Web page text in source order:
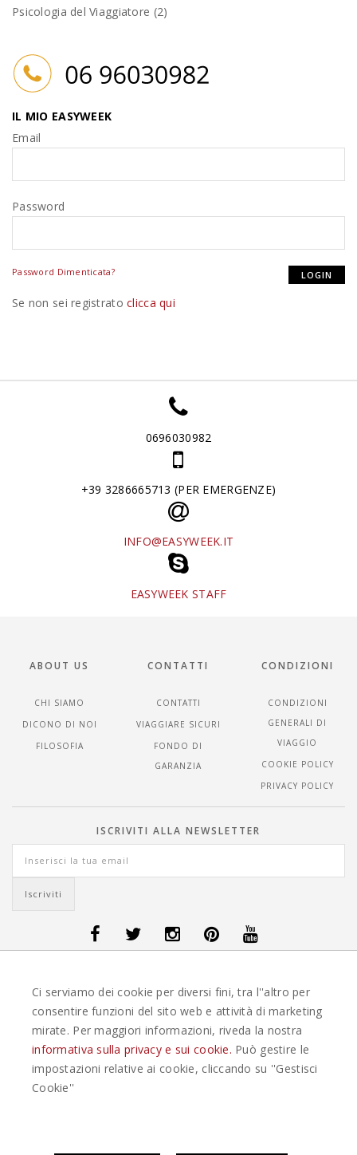
Psicologia del Viaggiatore (2)
IL MIO EASYWEEK
Email
Password
Password Dimenticata?
Se non sei registratoclicca qui
0696030982
+39 3286665713 (PER EMERGENZE)
INFO@EASYWEEK.IT
EASYWEEK STAFF
ABOUT US
CHI SIAMO
DICONO DI NOI
FILOSOFIA
CONTATTI
CONTATTI
VIAGGIARE SICURI
FONDO DI
GARANZIA
CONDIZIONI
CONDIZIONI
GENERALI DI
VIAGGIO
COOKIE POLICY
PRIVACY POLICY
ISCRIVITI ALLA NEWSLETTER
VIAGGI GUATEMALA -OFFERTE VIAGGI ISLANDA -OFFERTE VIAGGI
OFFERTE VIAGGI MAURITIUS OFFERTE VIAGGI MESSICO
OFFERTE VIAGGI NORVEGIA- OFFERTE VIAGGI PORTOGALLO-
OFFERTE VIAGGI SEYCHELLES-OFFERTE VIAGGI SPAGNA-OFFERTE
EASYWEEKS TOUR OPERATOR © 2026 COPYRIGHT EASYWEEK. TUTTI I DIRITTI
RISERVATI |
Ci serviamo dei cookie per diversi fini, tra l''altro per
consentire funzioni del sito web e attività di marketing
mirate. Per maggiori informazioni, riveda la nostra
informativa sulla privacy e sui cookie. Può gestire le
impostazioni relative ai cookie, cliccando su ''Gestisci
Cookie''